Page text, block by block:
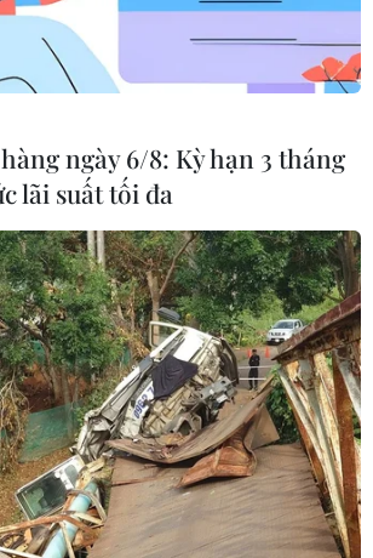
MỤC
Đốc-Cần Thơ-
nguồn vật liệu thi
ngày 6/8: Kỳ hạn 3 tháng
lãi suất tối đa